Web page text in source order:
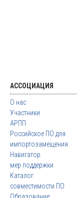
АССОЦИАЦИЯ
О нас
Участники
АРПП
Российское ПО для
импортозамещения
Навигатор
мер поддержки
Каталог
совместимости ПО